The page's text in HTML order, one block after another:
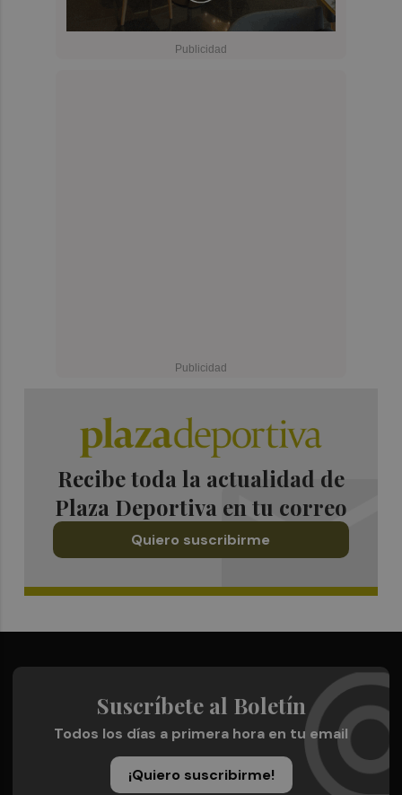
Recibe toda la actualidad de
Plaza Deportiva en tu correo
Quiero suscribirme
Suscríbete al Boletín
Todos los días a primera hora en tu email
¡Quiero suscribirme!